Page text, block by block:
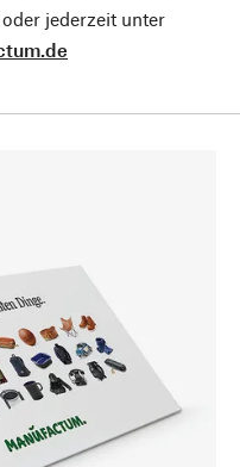
jederzeit unter